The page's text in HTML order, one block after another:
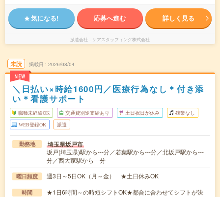
気になる! 応募へ進む 詳しく見る
派遣会社 ケアスタッフィング株式会社
未読
NEW
掲載日 2026/08/04
＼日払い×時給1600円／医療行為なし＊付き添
い＊看護サポート
職種未経験OK 交通費別途支給あり 土日祝日が休み 残業なし
WEB登録OK 派遣
勤務地 埼玉県坂戸市
坂戸(埼玉県)駅から---分／若葉駅から---分／北坂戸駅から---
分／西大家駅から---分
曜日頻度 週3日～5日OK（月～金） ★土日休みOK
時間
★1日6時間～の時短シフトOK★都合に合わせてシフトが決